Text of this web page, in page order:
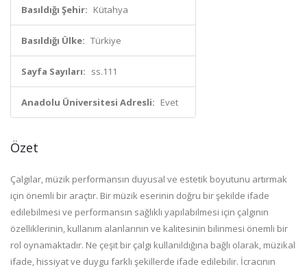
Basıldığı Şehir: Kütahya
Basıldığı Ülke: Türkiye
Sayfa Sayıları: ss.111
Anadolu Üniversitesi Adresli: Evet
Özet
Çalgılar, müzik performansın duyusal ve estetik boyutunu artırmak
için önemli bir araçtır. Bir müzik eserinin doğru bir şekilde ifade
edilebilmesi ve performansın sağlıklı yapılabilmesi için çalgının
özelliklerinin, kullanım alanlarının ve kalitesinin bilinmesi önemli bir
rol oynamaktadır. Ne çeşit bir çalgı kullanıldığına bağlı olarak, müzikal
ifade, hissiyat ve duygu farklı şekillerde ifade edilebilir. İcracının